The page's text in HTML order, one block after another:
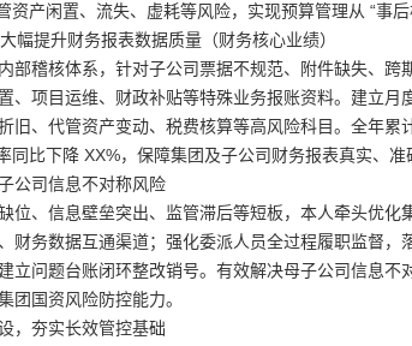
产闲置、流失、虚耗等风险，实现预算管理从 “事后
幅提升财务报表数据质量（财务核心业绩）
部稽核体系，针对子公司票据不规范、附件缺失、跨
、项目运维、财政补贴等特殊业务报账资料。建立
旧、代管资产变动、税费核算等高风险科目。全年累
比下降 XX%，保障集团及子公司财务报表真实、准
公司信息不对称风险
位、信息壁垒突出、监管滞后等短板，本人牵头优
财务数据互通渠道；强化委派人员全过程履职监督
立问题台账闭环整改销号。有效解决母子公司信息
团国资风险防控能力。
，夯实长效管控基础